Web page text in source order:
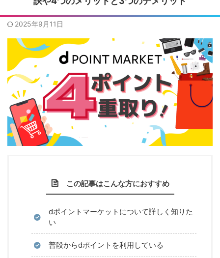
2025年9月11日
この記事はこんな方におすすめ
dポイントマーケットについて詳しく知りた
い
普段からdポイントを利用している